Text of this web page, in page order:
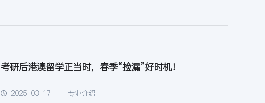
考研后港澳留学正当时，春季“捡漏”好时机！
2025-03-17 专业介绍